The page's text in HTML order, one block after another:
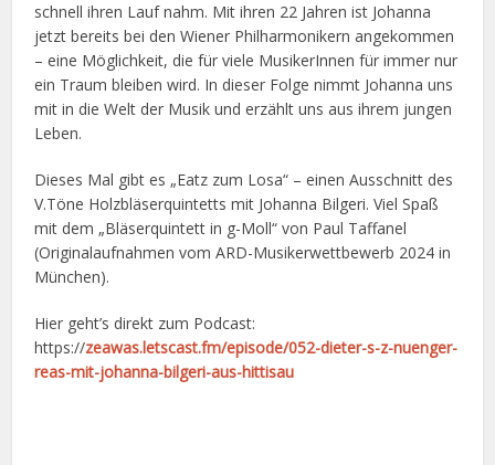
schnell ihren Lauf nahm. Mit ihren 22 Jahren ist Johanna
jetzt bereits bei den Wiener Philharmonikern angekommen
– eine Möglichkeit, die für viele MusikerInnen für immer nur
ein Traum bleiben wird. In dieser Folge nimmt Johanna uns
mit in die Welt der Musik und erzählt uns aus ihrem jungen
Leben.
Dieses Mal gibt es „Eatz zum Losa“ – einen Ausschnitt des
V.Töne Holzbläserquintetts mit Johanna Bilgeri. Viel Spaß
mit dem „Bläserquintett in g-Moll“ von Paul Taffanel
(Originalaufnahmen vom ARD-Musikerwettbewerb 2024 in
München).
Hier geht’s direkt zum Podcast:
https://zeawas.letscast.fm/episode/052-dieter-s-z-nuenger-
reas-mit-johanna-bilgeri-aus-hittisau